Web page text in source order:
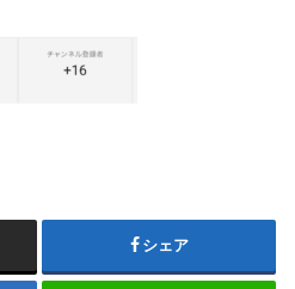
シェア